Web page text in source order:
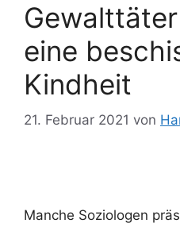
eine
Kindheit
21. Februar 2021 von
Manche Soziologen